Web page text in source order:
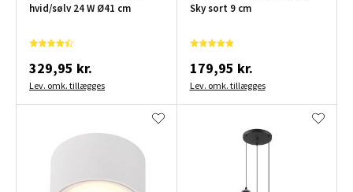
hvid/sølv 24 W Ø41 cm
329,95 kr.
Lev. omk. tillægges
Sky sort 9 cm
179,95 kr.
Lev. omk. tillægges